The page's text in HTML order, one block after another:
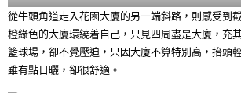
從牛頭角道走入花園大廈的另一端斜路，則感受到
橙綠色的大廈環繞着自己，只見四周盡是大廈，充
籃球場，卻不覺壓迫，只因大廈不算特別高，抬頭
雖有點日曬，卻很舒適。